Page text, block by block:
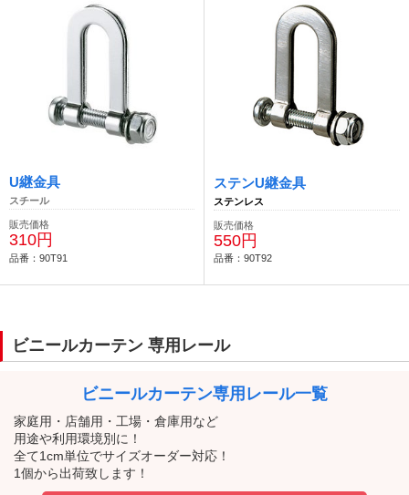
U継金具
スチール
販売価格
310円
品番：90T91
ステンU継金具
ステンレス
販売価格
550円
品番：90T92
ビニールカーテン 専用レール
ビニールカーテン専用レール一覧
家庭用・店舗用・工場・倉庫用など
用途や利用環境別に！
全て1cm単位でサイズオーダー対応！
1個から出荷致します！